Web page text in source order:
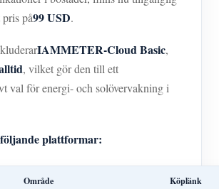
på99 USD.
IAMMETER-Cloud Basic,
, vilket gör den till ett
val för energi- och solövervakning i
plattformar:
Område Köplänk